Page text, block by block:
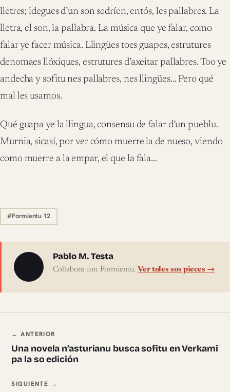
lletres; idegues d’un son sedríen, entós, les pallabres. La
lletra, el son, la pallabra. La música que ye falar, como
falar ye facer música. Llingües toes guapes, estrutures
denomaes llóxiques, estrutures d’axeitar pallabres. Too ye
andecha y sofitu nes pallabres, nes llingües… Pero qué
mal les usamos.
Qué guapa ye la llingua, consensu de falar d’un pueblu.
Murnia, sicasí, por ver cómo muerre la de nueso, viendo
como muerre a la empar, el que la fala…
#Formientu 12
Sobre l'autor
Pablo M. Testa
Collabora con Formientu. Ver toles sos pieces →
Navegación ente pieces
← ANTERIOR
Una novela n’asturianu busca sofitu en Verkami
pa la so edición
SIGUIENTE →